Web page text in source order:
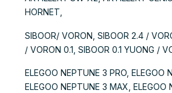
HORNET,
SIBOOR/ VORON, SIBOOR 2.4 /
/ VORON 0.1, SIBOOR 0.1 YUONG /
ELEGOO NEPTUNE 3 PRO, ELEGOO
ELEGOO NEPTUNE 3 MAX, ELEGOO